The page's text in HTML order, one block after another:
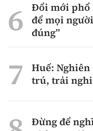
Đổi mới phổ
để mọi
đúng”
Huế:
trú, trải
Đừng để